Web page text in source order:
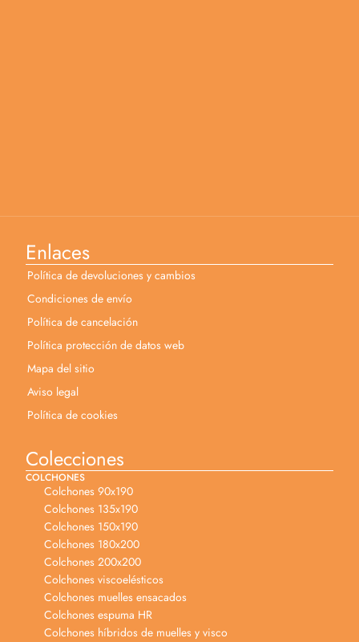
Enlaces
Política de devoluciones y cambios
Condiciones de envío
Política de cancelación
Política protección de datos web
Mapa del sitio
Aviso legal
Política de cookies
Colecciones
COLCHONES
Colchones 90x190
Colchones 135x190
Colchones 150x190
Colchones 180x200
Colchones 200x200
Colchones viscoelésticos
Colchones muelles ensacados
Colchones espuma HR
Colchones híbridos de muelles y visco